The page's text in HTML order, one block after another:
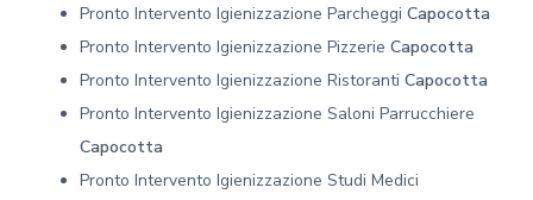
Pronto Intervento Igienizzazione Parcheggi Capocotta
Pronto Intervento Igienizzazione Pizzerie Capocotta
Pronto Intervento Igienizzazione Ristoranti Capocotta
Pronto Intervento Igienizzazione Saloni Parrucchiere
Capocotta
Pronto Intervento Igienizzazione Studi Medici